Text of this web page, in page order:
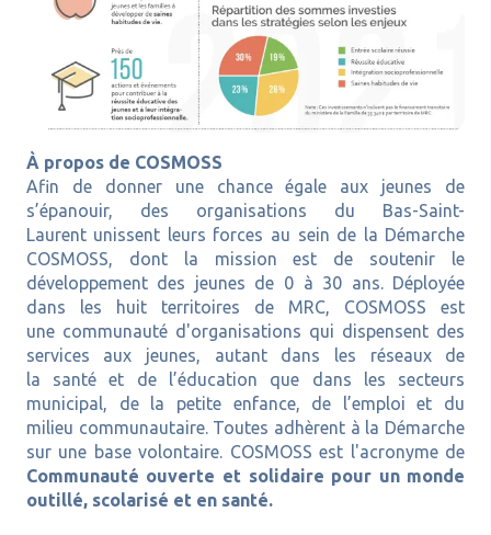
À propos de COSMOSS
Afin de donner une chance égale aux jeunes de
s’épanouir, des organisations du Bas-Saint-
Laurent unissent leurs forces au sein de la Démarche
COSMOSS, dont la mission est de soutenir le
développement des jeunes de 0 à 30 ans. Déployée
dans les huit territoires de MRC, COSMOSS est
une communauté d'organisations qui dispensent des
services aux jeunes, autant dans les réseaux de
la santé et de l’éducation que dans les secteurs
municipal, de la petite enfance, de l’emploi et du
milieu communautaire. Toutes adhèrent à la Démarche
sur une base volontaire. COSMOSS est l'acronyme de
Communauté ouverte et solidaire pour un monde
outillé, scolarisé et en santé.